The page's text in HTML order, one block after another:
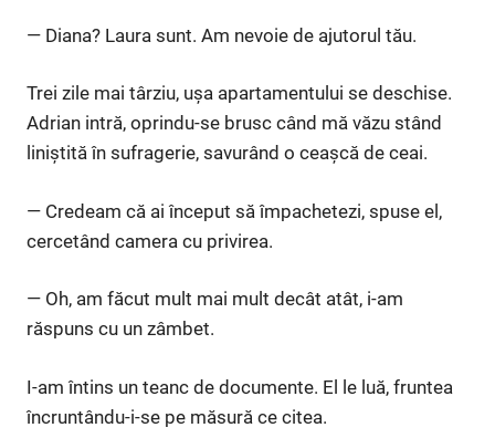
— Diana? Laura sunt. Am nevoie de ajutorul tău.
Trei zile mai târziu, ușa apartamentului se deschise.
Adrian intră, oprindu-se brusc când mă văzu stând
liniștită în sufragerie, savurând o ceașcă de ceai.
— Credeam că ai început să împachetezi, spuse el,
cercetând camera cu privirea.
— Oh, am făcut mult mai mult decât atât, i-am
răspuns cu un zâmbet.
I-am întins un teanc de documente. El le luă, fruntea
încruntându-i-se pe măsură ce citea.